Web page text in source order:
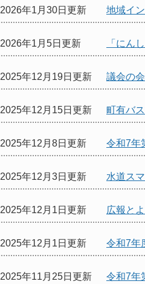
2026年1月30日更新 地域イ
2026年1月5日更新 「にん
2025年12月19日更新 議会の
2025年12月15日更新 町有バ
2025年12月8日更新 令和7年
2025年12月3日更新 水道ス
2025年12月1日更新 広報と
2025年12月1日更新 令和7年
2025年11月25日更新 令和7年